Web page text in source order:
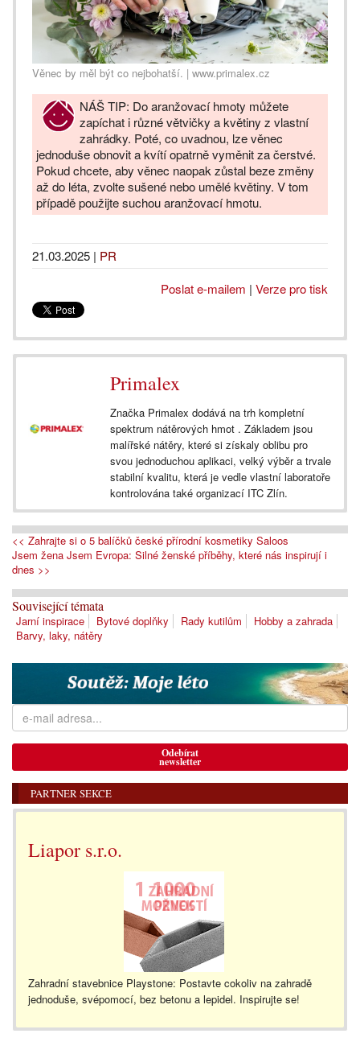
Věnec by měl být co nejbohatší. | www.primalex.cz
NÁŠ TIP: Do aranžovací hmoty můžete
zapíchat i různé větvičky a květiny z vlastní
zahrádky. Poté, co uvadnou, lze věnec
jednoduše obnovit a kvítí opatrně vyměnit za čerstvé.
Pokud chcete, aby věnec naopak zůstal beze změny
až do léta, zvolte sušené nebo umělé květiny. V tom
případě použijte suchou aranžovací hmotu.
21.03.2025 | PR
Poslat e-mailem | Verze pro tisk
Primalex
Značka Primalex dodává na trh kompletní
spektrum nátěrových hmot . Základem jsou
malířské nátěry, které si získaly oblibu pro
svou jednoduchou aplikaci, velký výběr a trvale
stabilní kvalitu, která je vedle vlastní laboratoře
kontrolována také organizací ITC Zlín.
<< Zahrajte si o 5 balíčků české přírodní kosmetiky Saloos
Jsem žena Jsem Evropa: Silné ženské příběhy, které nás inspirují i
dnes >>
Související témata
Jarní inspirace Bytové doplňky Rady kutilům
Hobby a zahrada
Barvy, laky, nátěry
Odebírat
newsletter
PARTNER SEKCE
Liapor s.r.o.
Zahradní stavebnice Playstone: Postavte cokoliv na zahradě
jednoduše, svépomocí, bez betonu a lepidel. Inspirujte se!